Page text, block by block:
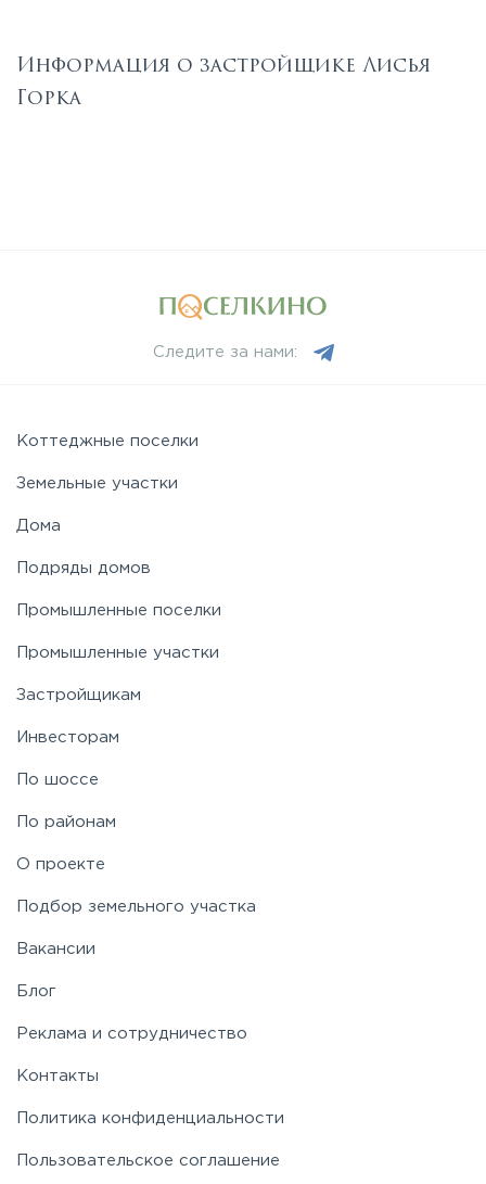
Информация о застройщике Лисья
Горка
Следите за нами:
Коттеджные поселки
Земельные участки
Дома
Подряды домов
Промышленные поселки
Промышленные участки
Застройщикам
Инвесторам
По шоссе
По районам
О проекте
Подбор земельного участка
Вакансии
Блог
Реклама и сотрудничество
Контакты
Политика конфиденциальности
Пользовательское соглашение